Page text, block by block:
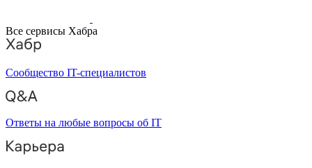
Все сервисы Хабра
Сообщество IT-специалистов
Ответы на любые вопросы об IT